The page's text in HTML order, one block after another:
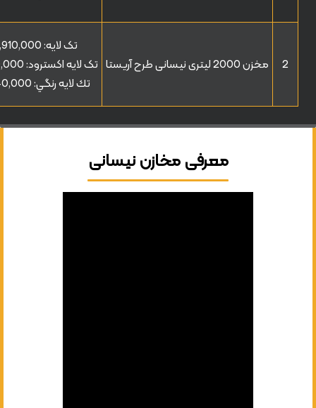
2 مخزن 2000 لیتری نیسانی طرح آریستا
تک لایه:
تک لایه اکسترود:
تك لايه رنگي:
معرفی مخازن نیسانی